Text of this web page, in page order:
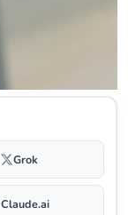
Grok
Claude.ai